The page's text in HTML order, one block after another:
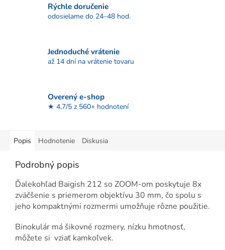
Rýchle doručenie
odosielame do 24–48 hod.
Jednoduché vrátenie
až 14 dní na vrátenie tovaru
Overený e-shop
★ 4,7/5 z 560+ hodnotení
Popis Hodnotenie Diskusia
Podrobný popis
Ďalekohľad Baigish 212 so ZOOM-om poskytuje 8x
zväčšenie s priemerom objektívu 30 mm, čo spolu s
jeho kompaktnými rozmermi umožňuje rôzne použitie.
Binokulár má šikovné rozmery, nízku hmotnosť,
môžete si vziať kamkoľvek.